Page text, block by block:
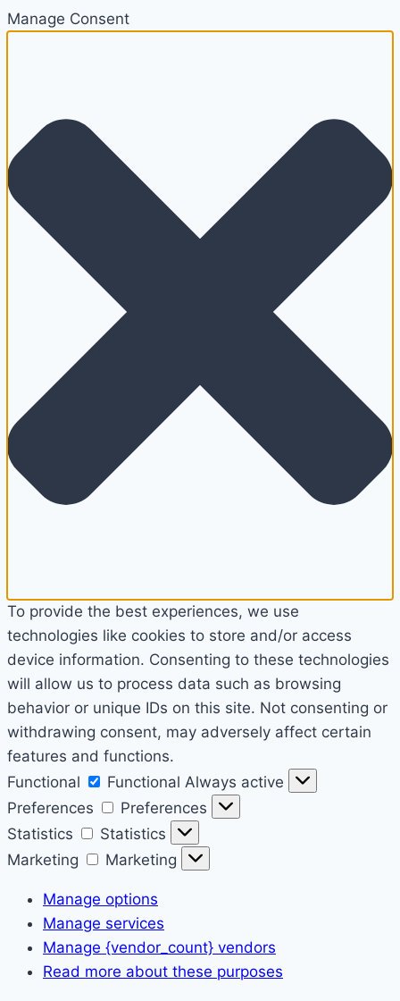
Manage Consent
To provide the best experiences, we use
technologies like cookies to store and/or access
device information. Consenting to these technologies
will allow us to process data such as browsing
behavior or unique IDs on this site. Not consenting or
withdrawing consent, may adversely affect certain
features and functions.
Functional
Functional Always active
Preferences
Preferences
Statistics
Statistics
Marketing
Marketing
Manage options
Manage services
Manage {vendor_count} vendors
Read more about these purposes